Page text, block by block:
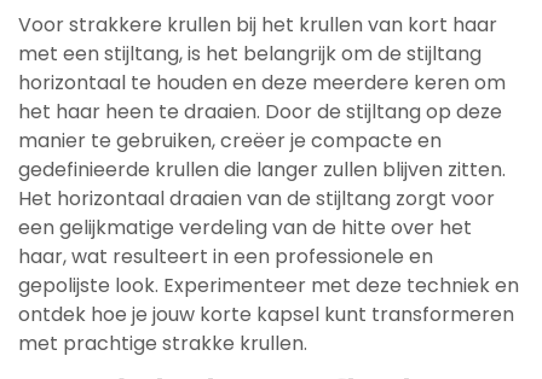
Voor strakkere krullen bij het krullen van kort haar
met een stijltang, is het belangrijk om de stijltang
horizontaal te houden en deze meerdere keren om
het haar heen te draaien. Door de stijltang op deze
manier te gebruiken, creëer je compacte en
gedefinieerde krullen die langer zullen blijven zitten.
Het horizontaal draaien van de stijltang zorgt voor
een gelijkmatige verdeling van de hitte over het
haar, wat resulteert in een professionele en
gepolijste look. Experimenteer met deze techniek en
ontdek hoe je jouw korte kapsel kunt transformeren
met prachtige strakke krullen.